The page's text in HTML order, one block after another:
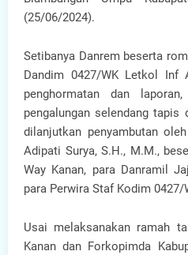
(25/06/2024).
Setibanya Danrem beserta
Dandim 0427/WK Letkol Inf
penghormatan dan
pengalungan selendang tapis
dilanjutkan penyambutan
Adipati Surya, S.H., M.M.,
Way Kanan, para Danramil
para Perwira Staf Kodim 0427/
Usai melaksanakan ramah
Kanan dan Forkopimda